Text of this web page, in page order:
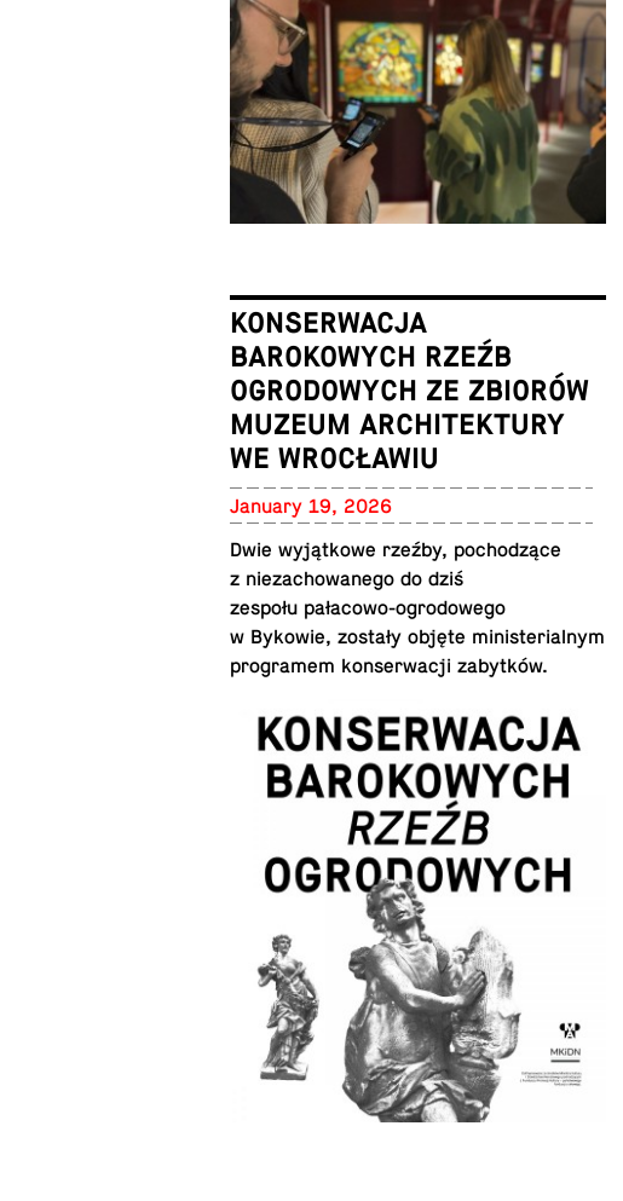
KONSERWACJA
BAROKOWYCH RZEŹB
OGRODOWYCH ZE ZBIORÓW
MUZEUM ARCHITEKTURY
WE WROCŁAWIU
January 19, 2026
Dwie wyjątkowe rzeźby, pochodzące
z nieza­chowanego do dziś
zespołu pałacowo-ogrodowego
w Bykowie, zostały objęte min­is­te­ri­al­nym
pro­gramem kon­serwacji zabytków.